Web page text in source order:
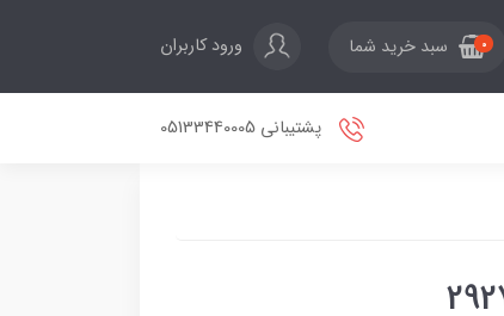
0 سبد خرید شما ورود کاربران
پشتیبانی 05133440005